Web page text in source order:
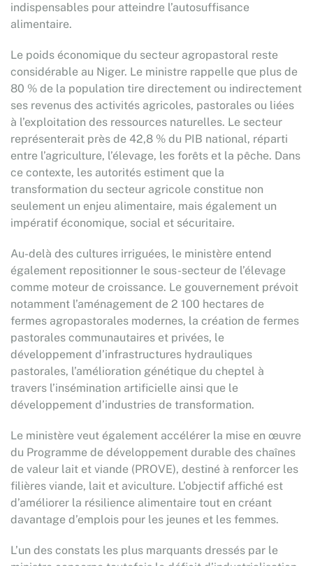
indispensables pour atteindre l’autosuffisance
alimentaire.
Le poids économique du secteur agropastoral reste
considérable au Niger. Le ministre rappelle que plus de
80 % de la population tire directement ou indirectement
ses revenus des activités agricoles, pastorales ou liées
à l’exploitation des ressources naturelles. Le secteur
représenterait près de 42,8 % du PIB national, réparti
entre l’agriculture, l’élevage, les forêts et la pêche. Dans
ce contexte, les autorités estiment que la
transformation du secteur agricole constitue non
seulement un enjeu alimentaire, mais également un
impératif économique, social et sécuritaire.
Au-delà des cultures irriguées, le ministère entend
également repositionner le sous-secteur de l’élevage
comme moteur de croissance. Le gouvernement prévoit
notamment l’aménagement de 2 100 hectares de
fermes agropastorales modernes, la création de fermes
pastorales communautaires et privées, le
développement d’infrastructures hydrauliques
pastorales, l’amélioration génétique du cheptel à
travers l’insémination artificielle ainsi que le
développement d’industries de transformation.
Le ministère veut également accélérer la mise en œuvre
du Programme de développement durable des chaînes
de valeur lait et viande (PROVE), destiné à renforcer les
filières viande, lait et aviculture. L’objectif affiché est
d’améliorer la résilience alimentaire tout en créant
davantage d’emplois pour les jeunes et les femmes.
L’un des constats les plus marquants dressés par le